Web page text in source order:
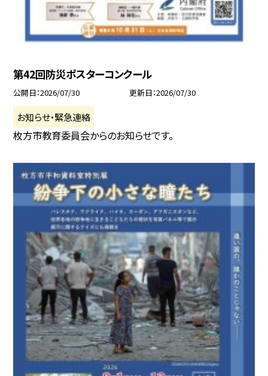
第42回防災ポスターコンクール
公開日 2026/07/30 更新日 2026/07/30
お知らせ・緊急連絡
枚方市教育委員会からのお知らせです。